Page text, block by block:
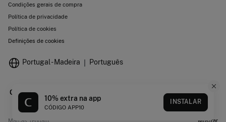
Condições gerais de compra
Política de privacidade
Política de cookies
Definições de cookies
Portugal - Madeira Português
Marcas Tendam Mostrar
10% extra na app
CÓDIGO APP10
INSTALAR